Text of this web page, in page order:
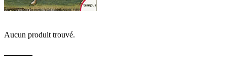
Aucun produit trouvé.